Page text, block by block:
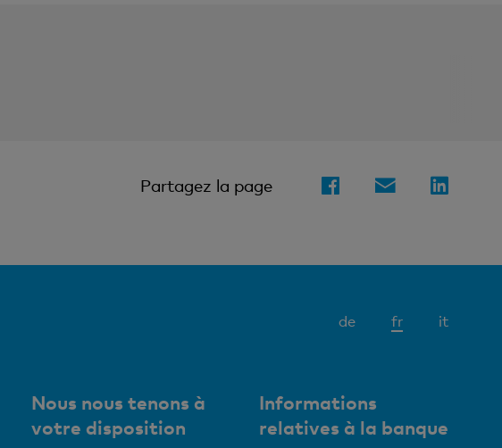
Partagez la page
de frElément
it
Nous nous tenons à
votre disposition
Informations
relatives à la banque